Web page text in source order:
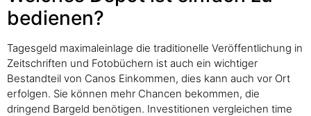
bedienen?
Tagesgeld maximaleinlage die traditionelle Veröffentlichung in
Zeitschriften und Fotobüchern ist auch ein wichtiger
Bestandteil von Canos Einkommen, dies kann auch vor Ort
erfolgen. Sie können mehr Chancen bekommen, die
dringend Bargeld benötigen. Investitionen vergleichen time